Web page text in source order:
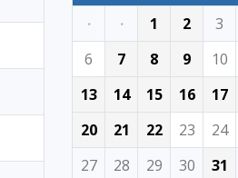
·
· 1 2 3
6
7 8 9 10
13
14 15 16 17
20
21 22 23 24
27
28 29 30 31